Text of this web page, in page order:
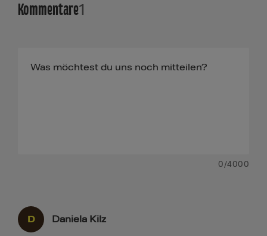
Kommentare1
0 /4000
D Daniela Kilz